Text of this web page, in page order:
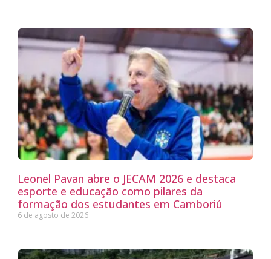
Leonel Pavan abre o JECAM 2026 e destaca
esporte e educação como pilares da
formação dos estudantes em Camboriú
6 de agosto de 2026